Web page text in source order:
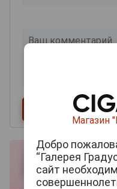
Магазин
Добро
“Галерея
сайт